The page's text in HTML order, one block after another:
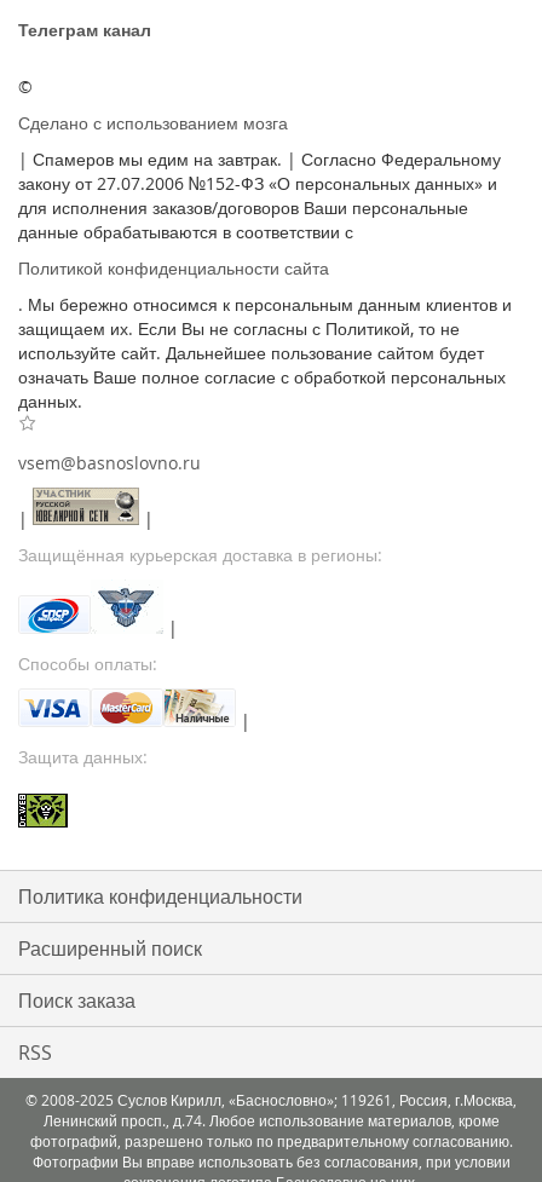
Телеграм канал
©
Сделано с использованием мозга
| Спамеров мы едим на завтрак. | Согласно Федеральному
закону от 27.07.2006 №152-ФЗ «О персональных данных» и
для исполнения заказов/договоров Ваши персональные
данные обрабатываются в соответствии с
Политикой конфиденциальности сайта
. Мы бережно относимся к персональным данным клиентов и
защищаем их. Если Вы не согласны с Политикой, то не
используйте сайт. Дальнейшее пользование сайтом будет
означать Ваше полное согласие с обработкой персональных
данных.
vsem@basnoslovno.ru
|
|
Защищённая курьерская доставка в регионы:
|
Способы оплаты:
|
Защита данных:
Политика конфиденциальности
Расширенный поиск
Поиск заказа
RSS
© 2008-2025 Суслов Кирилл, «Баснословно»; 119261, Россия, г.Москва,
Ленинский просп., д.74. Любое использование материалов, кроме
фотографий, разрешено только по предварительному согласованию.
Фотографии Вы вправе использовать без согласования, при условии